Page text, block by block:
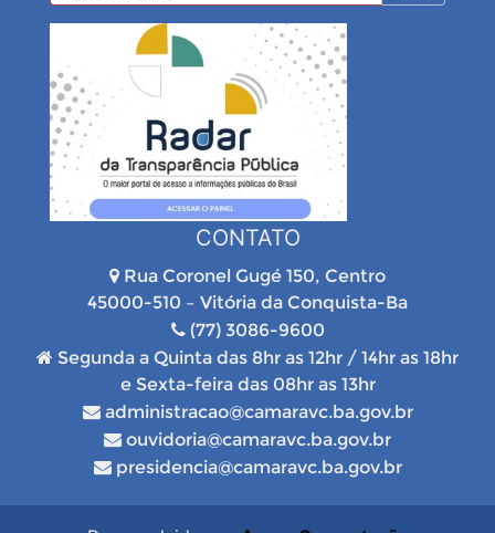
CONTATO
Rua Coronel Gugé 150, Centro
45000-510 – Vitória da Conquista-Ba
(77) 3086-9600
Segunda a Quinta das 8hr as 12hr / 14hr as 18hr
e Sexta-feira das 08hr as 13hr
administracao@camaravc.ba.gov.br
ouvidoria@camaravc.ba.gov.br
presidencia@camaravc.ba.gov.br